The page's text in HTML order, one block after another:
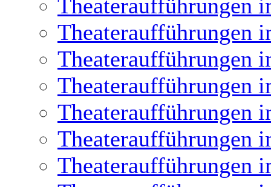
Theateraufführungen
Theateraufführungen
Theateraufführungen
Theateraufführungen
Theateraufführungen
Theateraufführungen
Theateraufführungen